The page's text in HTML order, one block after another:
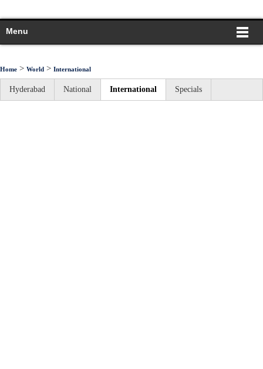
Menu
Home > World > International
Hyderabad National International Specials